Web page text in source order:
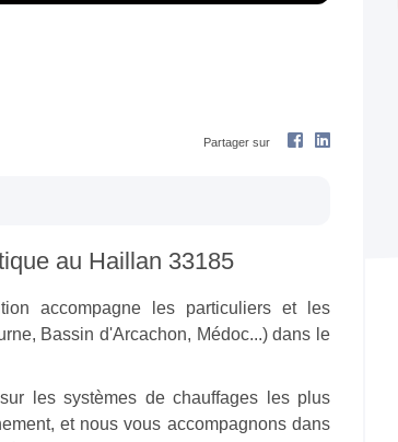
Partager sur
au Haillan 33185
accompagne les particuliers et les
Bassin d'Arcachon, Médoc...) dans le
les systèmes de chauffages les plus
et nous vous accompagnons dans